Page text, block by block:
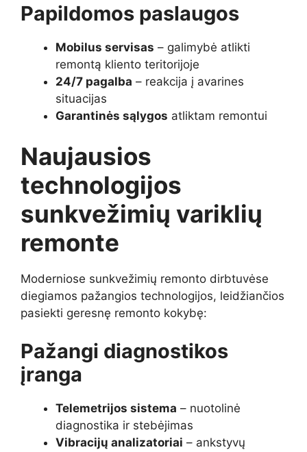
Papildomos paslaugos
Mobilus servisas – galimybė atlikti
remontą kliento teritorijoje
24/7 pagalba – reakcija į avarines
situacijas
Garantinės sąlygos atliktam remontui
Naujausios
technologijos
sunkvežimių variklių
remonte
Moderniose sunkvežimių remonto dirbtuvėse
diegiamos pažangios technologijos, leidžiančios
pasiekti geresnę remonto kokybę:
Pažangi diagnostikos
įranga
Telemetrijos sistema – nuotolinė
diagnostika ir stebėjimas
Vibracijų analizatoriai – ankstyvų